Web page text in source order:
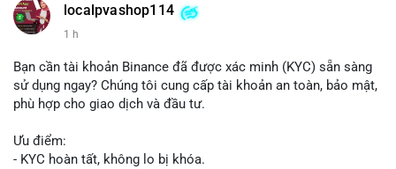
của bạn!
localpvashop114
1 h
Bạn cần tài khoản Binance đã được xác minh (KYC) sẵn sàng
sử dụng ngay? Chúng tôi cung cấp tài khoản an toàn, bảo mật,
phù hợp cho giao dịch và đầu tư.
Ưu điểm:
- KYC hoàn tất, không lo bị khóa.